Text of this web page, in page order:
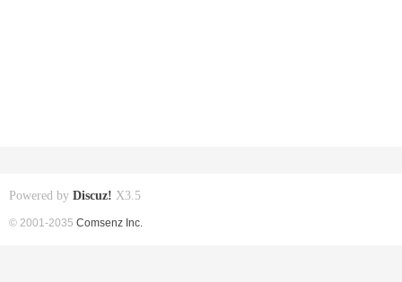
Powered by Discuz! X3.5
© 2001-2035 Comsenz Inc.